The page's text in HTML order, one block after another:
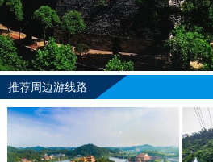
推荐周边游线路